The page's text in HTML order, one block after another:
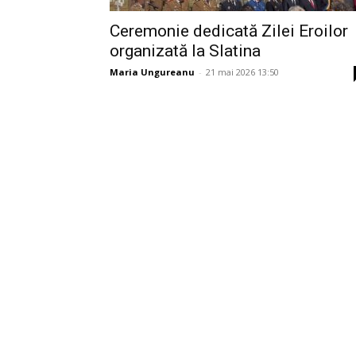
Ceremonie dedicată Zilei Eroilor
organizată la Slatina
Maria Ungureanu - 21 mai 2026 13:50